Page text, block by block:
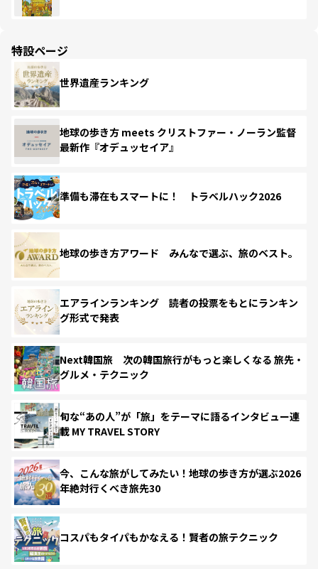
特設ページ
世界遺産ランキング
地球の歩き方 meets クリストファー・ノーラン監督
最新作『オデュッセイア』
準備も滞在もスマートに！ トラベルハック2026
地球の歩き方アワード みんなで選ぶ、旅のベスト。
エアラインランキング 読者の投票をもとにランキン
グ形式で発表
Next韓国旅 次の韓国旅行がもっと楽しくなる 旅先・
グルメ・テクニック
旬な“あの人”が「旅」をテーマに語るインタビュー連
載 MY TRAVEL STORY
今、こんな旅がしてみたい！地球の歩き方が選ぶ2026
年絶対行くべき旅先30
コスパもタイパもかなえる！賢者の旅テクニック